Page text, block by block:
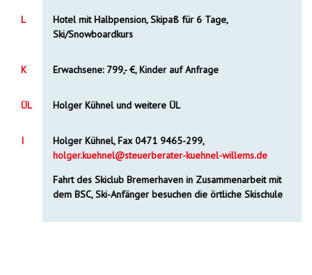
L
Hotel mit Halbpension, Skipaß für 6 Tage,
Ski/Snowboardkurs
K Erwachsene: 799,- €, Kinder auf Anfrage
ÜL Holger Kühnel und weitere ÜL
I
Holger Kühnel, Fax 0471 9465-299,
holger.kuehnel@steuerberater-kuehnel-willems.de
Fahrt des Skiclub Bremerhaven in Zusammenarbeit mit
dem BSC, Ski-Anfänger besuchen die örtliche Skischule